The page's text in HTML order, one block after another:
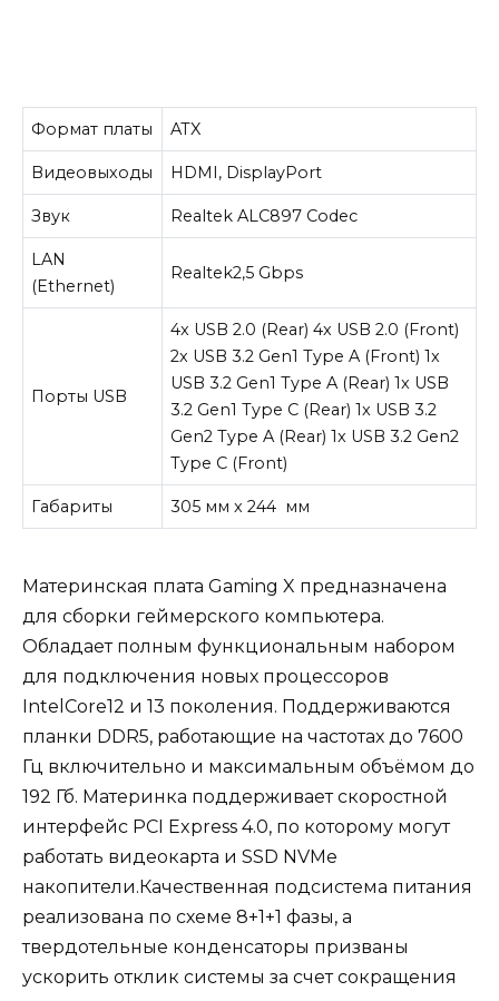
Формат платы ATX
Видеовыходы HDMI, DisplayPort
Звук Realtek ALC897 Codec
LAN
(Ethernet)
Realtek2,5 Gbps
Порты USB
4x USB 2.0 (Rear) 4x USB 2.0 (Front)
2x USB 3.2 Gen1 Type A (Front) 1x
USB 3.2 Gen1 Type A (Rear) 1x USB
3.2 Gen1 Type C (Rear) 1x USB 3.2
Gen2 Type A (Rear) 1x USB 3.2 Gen2
Type C (Front)
Габариты 305 мм x 244 мм
Материнская плата Gaming X предназначена
для сборки геймерского компьютера.
Обладает полным функциональным набором
для подключения новых процессоров
IntelCore12 и 13 поколения. Поддерживаются
планки DDR5, работающие на частотах до 7600
Гц включительно и максимальным объёмом до
192 Гб. Материнка поддерживает скоростной
интерфейс PCI Express 4.0, по которому могут
работать видеокарта и SSD NVMe
накопители.Качественная подсистема питания
реализована по схеме 8+1+1 фазы, а
твердотельные конденсаторы призваны
ускорить отклик системы за счет сокращения